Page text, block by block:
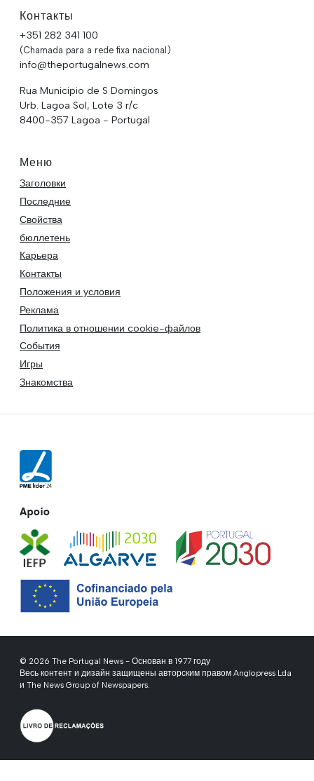
Контакты
+351 282 341 100
(Chamada para a rede fixa nacional)
info@theportugalnews.com
Rua Municipio de S Domingos
Urb. Lagoa Sol, Lote 3 r/c
8400-357 Lagoa - Portugal
Меню
Заголовки
Последние
Свойства
бюллетень
Карьера
Контакты
Положения и условия
Реклама
Политика в отношении cookie-файлов
События
Игры
Знакомства
Apoio
© 2026 The Portugal News - Основан в 1977 году
Весь контент и дизайн защищены авторским правом Anglopress Lda
и The News Group of Newspapers.